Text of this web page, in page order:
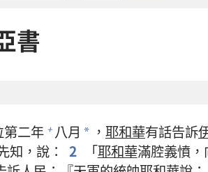
書
第二年 + 八月 * ， 耶和華有話告訴
知，說： 2 「耶和華滿腔義憤